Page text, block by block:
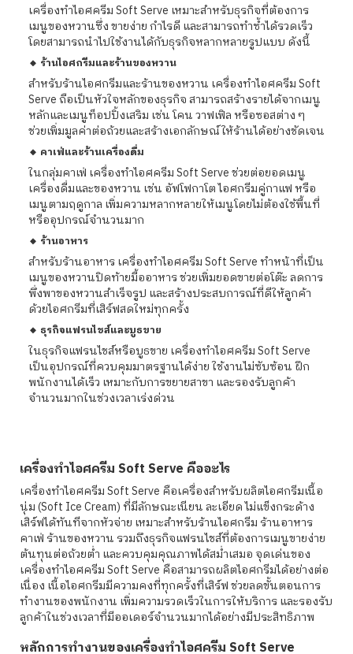
เครื่องทําไอศครีม Soft Serve เหมาะสำหรับธุรกิจที่ต้องการ
เมนูของหวานซึ่ง ขายง่าย กำไรดี และสามารถทำซ้ำได้รวดเร็ว
โดยสามารถนำไปใช้งานได้กับธุรกิจหลากหลายรูปแบบ ดังนี้
🔸 ร้านไอศกรีมและร้านของหวาน
สำหรับร้านไอศกรีมและร้านของหวาน เครื่องทําไอศครีม Soft
Serve ถือเป็นหัวใจหลักของธุรกิจ สามารถสร้างรายได้จากเมนู
หลักและเมนูท็อปปิ้งเสริม เช่น โคน วาฟเฟิล หรือซอสต่าง ๆ
ช่วยเพิ่มมูลค่าต่อถ้วยและสร้างเอกลักษณ์ให้ร้านได้อย่างชัดเจน
🔸 คาเฟ่และร้านเครื่องดื่ม
ในกลุ่มคาเฟ่ เครื่องทําไอศครีม Soft Serve ช่วยต่อยอดเมนู
เครื่องดื่มและของหวาน เช่น อัฟโฟกาโต ไอศกรีมคู่กาแฟ หรือ
เมนูตามฤดูกาล เพิ่มความหลากหลายให้เมนูโดยไม่ต้องใช้พื้นที่
หรืออุปกรณ์จำนวนมาก
🔸 ร้านอาหาร
สำหรับร้านอาหาร เครื่องทําไอศครีม Soft Serve ทำหน้าที่เป็น
เมนูของหวานปิดท้ายมื้ออาหาร ช่วยเพิ่มยอดขายต่อโต๊ะ ลดการ
พึ่งพาของหวานสำเร็จรูป และสร้างประสบการณ์ที่ดีให้ลูกค้า
ด้วยไอศกรีมที่เสิร์ฟสดใหม่ทุกครั้ง
🔸 ธุรกิจแฟรนไชส์และบูธขาย
ในธุรกิจแฟรนไชส์หรือบูธขาย เครื่องทําไอศครีม Soft Serve
เป็นอุปกรณ์ที่ควบคุมมาตรฐานได้ง่าย ใช้งานไม่ซับซ้อน ฝึก
พนักงานได้เร็ว เหมาะกับการขยายสาขา และรองรับลูกค้า
จำนวนมากในช่วงเวลาเร่งด่วน
เครื่องทําไอศครีม Soft Serve คืออะไร
เครื่องทําไอศครีม Soft Serve คือเครื่องสำหรับผลิตไอศกรีมเนื้อ
นุ่ม (Soft Ice Cream) ที่มีลักษณะเนียน ละเอียด ไม่แข็งกระด้าง
เสิร์ฟได้ทันทีจากหัวจ่าย เหมาะสำหรับร้านไอศกรีม ร้านอาหาร
คาเฟ่ ร้านของหวาน รวมถึงธุรกิจแฟรนไชส์ที่ต้องการเมนูขายง่าย
ต้นทุนต่อถ้วยต่ำ และควบคุมคุณภาพได้สม่ำเสมอ จุดเด่นของ
เครื่องทําไอศครีม Soft Serve คือสามารถผลิตไอศกรีมได้อย่างต่อ
เนื่อง เนื้อไอศกรีมมีความคงที่ทุกครั้งที่เสิร์ฟ ช่วยลดขั้นตอนการ
ทำงานของพนักงาน เพิ่มความรวดเร็วในการให้บริการ และรองรับ
ลูกค้าในช่วงเวลาที่มีออเดอร์จำนวนมากได้อย่างมีประสิทธิภาพ
หลักการทำงานของเครื่องทําไอศครีม Soft Serve